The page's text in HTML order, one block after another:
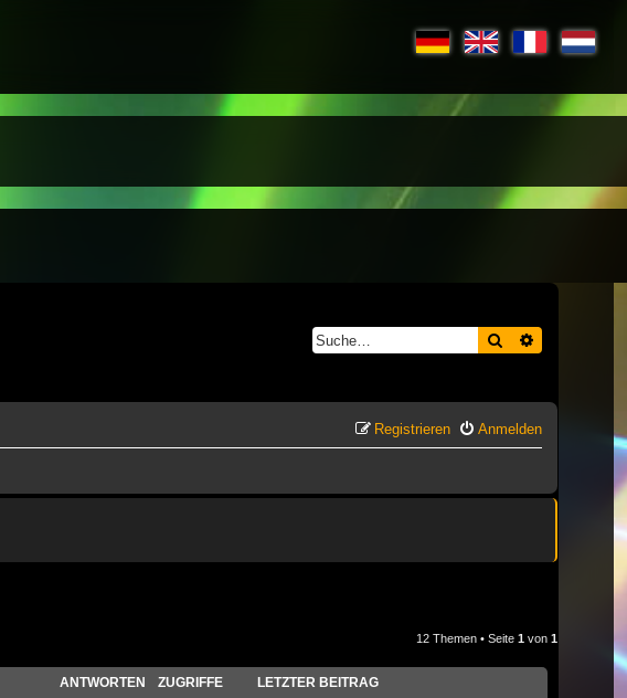
Suche
Anmelden
Registrieren
12 Themen • Seite 1 von 1
ANTWORTEN ZUGRIFFE LETZTER BEITRAG